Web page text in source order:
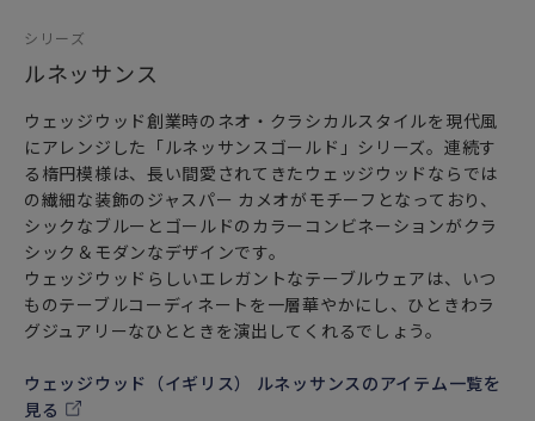
シリーズ
ルネッサンス
ウェッジウッド創業時のネオ・クラシカルスタイルを現代風
にアレンジした「ルネッサンスゴールド」シリーズ。連続す
る楕円模様は、長い間愛されてきたウェッジウッドならでは
の繊細な装飾のジャスパー カメオがモチーフとなっており、
シックなブルーとゴールドのカラーコンビネーションがクラ
シック＆モダンなデザインです。
ウェッジウッドらしいエレガントなテーブルウェアは、いつ
ものテーブルコーディネートを一層華やかにし、ひときわラ
グジュアリーなひとときを演出してくれるでしょう。
ウェッジウッド（イギリス） ルネッサンスのアイテム一覧を
見る